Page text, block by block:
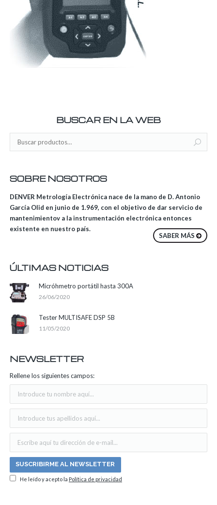
BUSCAR EN LA WEB
SOBRE NOSOTROS
DENVER Metrología Electrónica nace de la mano de D. Antonio
García Olid en junio de 1.969, con el objetivo de dar servicio de
mantenimientov a la instrumentación electrónica entonces
existente en nuestro país.
SABER MÁS
ÚLTIMAS NOTICIAS
Micróhmetro portátil hasta 300A
26/06/2020
Tester MULTISAFE DSP 5B
11/05/2020
NEWSLETTER
Rellene los siguientes campos:
He leído y acepto la Política de privacidad